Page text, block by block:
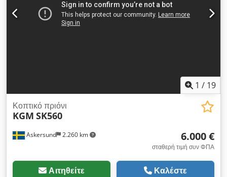
1 / 19
Askersund 2.260 km
Κοπτικό πριόνι
KGM SK560
6.000 €
σταθερή τιμή συν ΦΠΑ
Αιτηθείτε Καλέστε